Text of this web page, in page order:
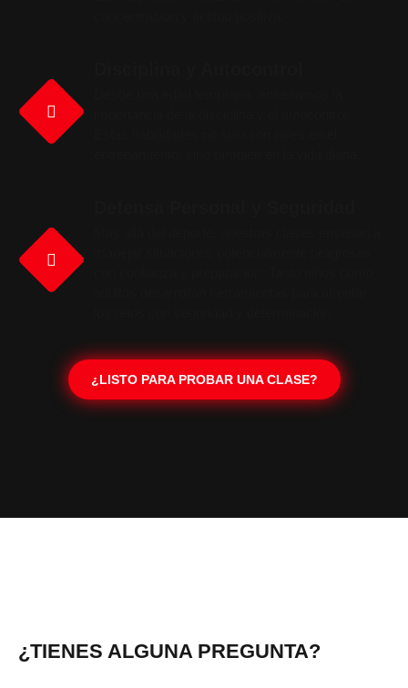
¿LISTO PARA PROBAR UNA CLASE?
¿TIENES ALGUNA PREGUNTA?